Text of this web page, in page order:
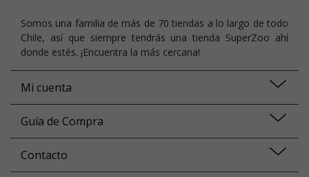
Somos una familia de más de 70 tiendas a lo largo de todo
Chile, así que siempre tendrás una tienda SuperZoo ahí
donde estés. ¡Encuentra la más cercana!
Mi cuenta
Guía de Compra
Contacto